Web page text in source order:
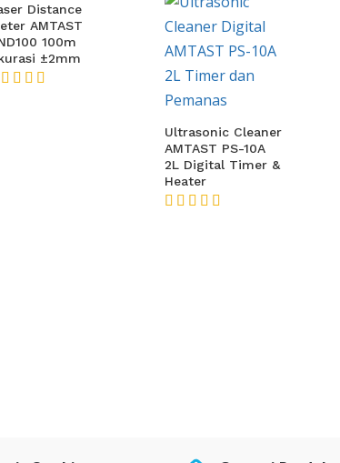
Distance
AMTAST
100m
±2mm
Ultrasonic Cleaner
AMTAST PS-10A
2L Digital Timer &
Heater